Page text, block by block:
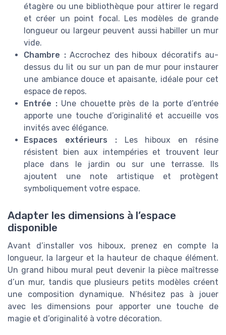
étagère ou une bibliothèque pour attirer le regard
et créer un point focal. Les modèles de grande
longueur ou largeur peuvent aussi habiller un mur
vide.
Chambre :Accrochez des hiboux décoratifs au-
dessus du lit ou sur un pan de mur pour instaurer
une ambiance douce et apaisante, idéale pour cet
espace de repos.
Entrée :Une chouette près de la porte d’entrée
apporte une touche d’originalité et accueille vos
invités avec élégance.
Espaces extérieurs :Les hiboux en résine
résistent bien aux intempéries et trouvent leur
place dans le jardin ou sur une terrasse. Ils
ajoutent une note artistique et protègent
symboliquement votre espace.
Adapter les dimensions à l’espace
disponible
Avant d’installer vos hiboux, prenez en compte la
longueur, la largeur et la hauteur de chaque élément.
Un grand hibou mural peut devenir la pièce maîtresse
d’un mur, tandis que plusieurs petits modèles créent
une composition dynamique. N’hésitez pas à jouer
avec les dimensions pour apporter une touche de
magie et d’originalité à votre décoration.